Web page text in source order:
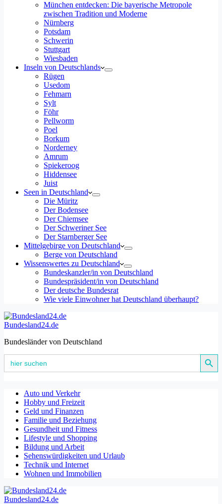
München entdecken: Die bayerische Metropole
zwischen Tradition und Moderne
Nürnberg
Potsdam
Schwerin
Stuttgart
Wiesbaden
Inseln von Deutschlands
Rügen
Usedom
Fehmarn
Sylt
Föhr
Pellworm
Poel
Borkum
Norderney
Amrum
Spiekeroog
Hiddensee
Juist
Seen in Deutschland
Die Müritz
Der Bodensee
Der Chiemsee
Der Schweriner See
Der Starnberger See
Mittelgebirge von Deutschland
Berge von Deutschland
Wissenswertes zu Deutschland
Bundeskanzler/in von Deutschland
Bundespräsident/in von Deutschland
Der deutsche Bundesrat
Wie viele Einwohner hat Deutschland überhaupt?
Bundesland24.de
Bundesländer von Deutschland
Search
for:
Search Button
Auto und Verkehr
Hobby und Freizeit
Geld und Finanzen
Familie und Beziehung
Gesundheit und Fitness
Lifestyle und Shopping
Bildung und Arbeit
Sehenswürdigkeiten und Urlaub
Technik und Internet
Wohnen und Immobilien
Bundesland24.de